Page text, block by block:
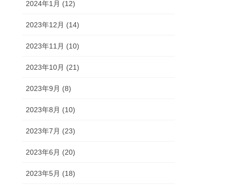
2024年1月 (12)
2023年12月 (14)
2023年11月 (10)
2023年10月 (21)
2023年9月 (8)
2023年8月 (10)
2023年7月 (23)
2023年6月 (20)
2023年5月 (18)